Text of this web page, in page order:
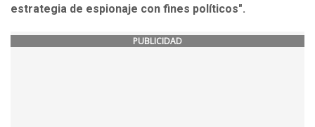
estrategia de espionaje con fines políticos".
PUBLICIDAD